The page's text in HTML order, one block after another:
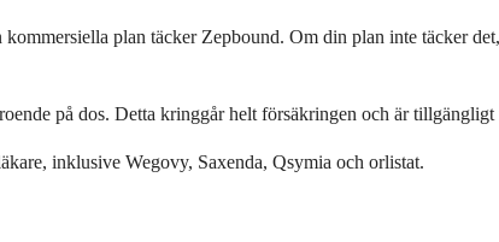
plan täcker Zepbound. Om din plan inte täcker
på dos. Detta kringgår helt försäkringen och är tillgängligt
inklusive Wegovy, Saxenda, Qsymia och orlistat.